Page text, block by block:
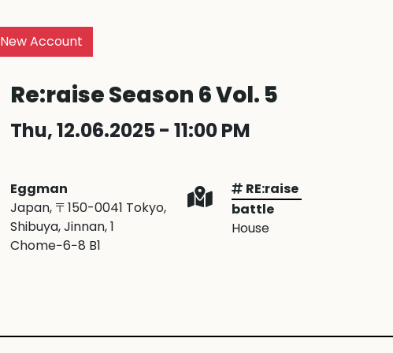
New Account
Re:raise Season 6 Vol. 5
Thu, 12.06.2025 - 11:00 PM
Eggman
Japan, 〒150-0041 Tokyo,
Shibuya, Jinnan, 1
Chome−6−8 B1
RE:raise
battle
House